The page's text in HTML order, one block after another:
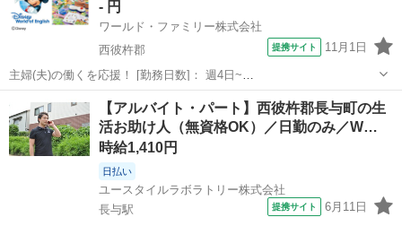
- 円
ワールド・ファミリー株式会社
西彼杵郡
提携サイト 11月1日
主婦(夫)の働くを応援！ [勤務日数]： 週4日~
10:00~17:00/10:00~16:00/10:00~15:00/09:30~14:00 [勤務地・最寄
駅]： 長崎県西彼杵郡 ※勤務エリア選択可 ワールド・フ...
西彼杵郡
【アルバイト・パート】西彼杵郡長与町の生
活お助け人（無資格OK）／日勤のみ／W…
時給1,410円
日払い
ユースタイルラボラトリー株式会社
長与駅
提携サイト 6月11日